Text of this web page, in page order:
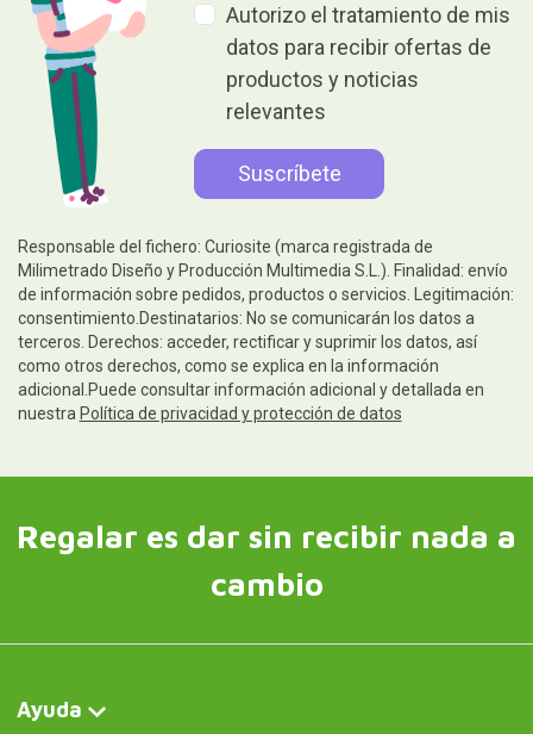
Autorizo el tratamiento de mis
datos para recibir ofertas de
productos y noticias
relevantes
Responsable del fichero: Curiosite (marca registrada de
Milimetrado Diseño y Producción Multimedia S.L.). Finalidad: envío
de información sobre pedidos, productos o servicios. Legitimación:
consentimiento.Destinatarios: No se comunicarán los datos a
terceros. Derechos: acceder, rectificar y suprimir los datos, así
como otros derechos, como se explica en la información
adicional.Puede consultar información adicional y detallada en
nuestra Política de privacidad y protección de datos
Regalar es dar sin recibir nada a
cambio
Ayuda